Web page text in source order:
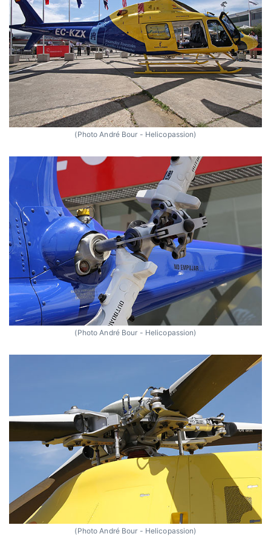
(Photo André Bour - Helicopassion)
(Photo André Bour - Helicopassion)
(Photo André Bour - Helicopassion)